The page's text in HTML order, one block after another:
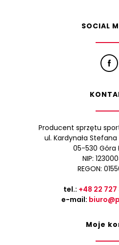
SOCIAL
Producent sprzętu
ul. Kardynała Stefana
05-530 Góra
NIP:
REGON:
tel.: +48 22 727
e-mail:
Moje